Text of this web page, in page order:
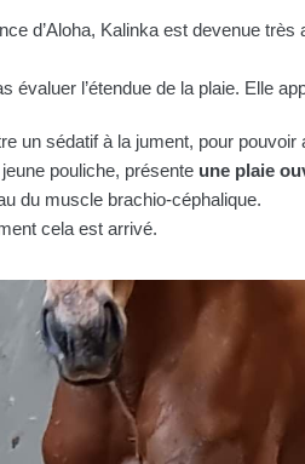
d’Aloha, Kalinka est devenue
évaluer l’étendue de la plaie. Elle
un sédatif à la jument, pour
pouliche, présente une plaie
du muscle brachio-céphalique.
cela est arrivé.